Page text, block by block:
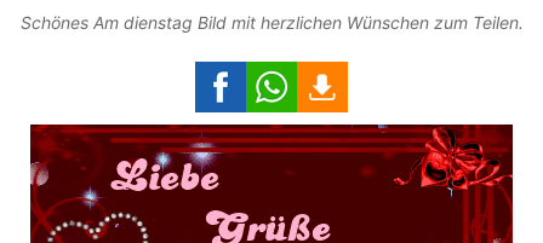
Schönes Am dienstag Bild mit herzlichen Wünschen zum Teilen.